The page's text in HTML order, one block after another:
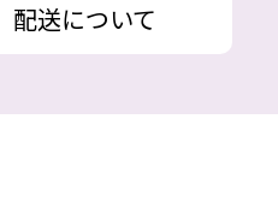
配送について